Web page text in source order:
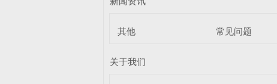
其他 常见问题
关于我们